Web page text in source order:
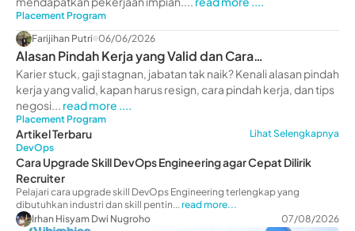
Placement Program
Farijihan Putri 06/06/2026
Alasan Pindah Kerja yang Valid dan Cara
Melakukannya Tanpa Harus Resign Dulu
Karier stuck, gaji stagnan, jabatan tak naik? Kenali alasan pindah
kerja yang valid, kapan harus resign, cara pindah kerja, dan tips
negosi... read more ....
Placement Program
Artikel Terbaru
Lihat Selengkapnya
DevOps
Cara Upgrade Skill DevOps Engineering agar Cepat Dilirik
Recruiter
Pelajari cara upgrade skill DevOps Engineering terlengkap yang
dibutuhkan industri dan skill pentin... read more...
Irhan Hisyam Dwi Nugroho
07/08/2026